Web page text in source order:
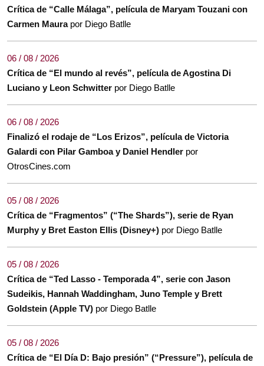
Crítica de “Calle Málaga”, película de Maryam Touzani con
Carmen Maura por Diego Batlle
06 / 08 / 2026
Crítica de “El mundo al revés”, película de Agostina Di
Luciano y Leon Schwitter por Diego Batlle
06 / 08 / 2026
Finalizó el rodaje de “Los Erizos”, película de Victoria
Galardi con Pilar Gamboa y Daniel Hendler por
OtrosCines.com
05 / 08 / 2026
Crítica de “Fragmentos” (“The Shards”), serie de Ryan
Murphy y Bret Easton Ellis (Disney+) por Diego Batlle
05 / 08 / 2026
Crítica de “Ted Lasso - Temporada 4”, serie con Jason
Sudeikis, Hannah Waddingham, Juno Temple y Brett
Goldstein (Apple TV) por Diego Batlle
05 / 08 / 2026
Crítica de “El Día D: Bajo presión” (“Pressure”), película de